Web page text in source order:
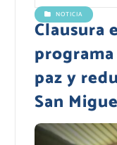
NOTICIA
​Clausura
paz y
San